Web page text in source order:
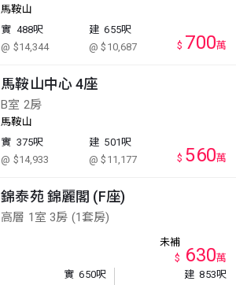
馬鞍山
實 488呎
@ $14,344
建 655呎
@ $10,687
$ 700萬
馬鞍山中心 4座
B室 2房
馬鞍山
實 375呎
@ $14,933
建 501呎
@ $11,177
$ 560萬
錦泰苑 錦麗閣 (F座)
高層 1室 3房 (1套房)
實 650呎
建 853呎
未補
$ 630萬